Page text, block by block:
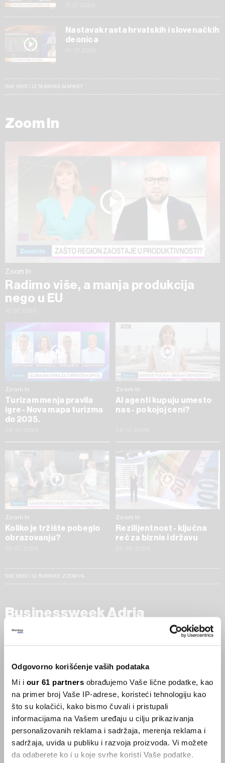
Odgovorno korišćenje vaših podataka
Mi i our 61 partners obrađujemo Vaše lične podatke, kao
na primer broj Vaše IP-adrese, koristeći tehnologiju kao
što su kolačići, kako bismo čuvali i pristupali
informacijama na Vašem uređaju u cilju prikazivanja
personalizovanih reklama i sadržaja, merenja reklama i
sadržaja, uvida u publiku i razvoja proizvoda. Vi možete
da odaberete ko i u koje svrhe koristi Vaše podatke.
Nastavak rasta hrvatskih i slovenačkih
deonica
SVE VESTI IZ RUBRIKE MARKET
Zoom In
Zoom In
Radimo više, a manja produkcija
nego u EU
Zoom In
Turizam menja pravila
igre - Nova mapa turizma
do 2035.
Zoom In
AI agenti kupuju umesto
nas - po kojoj ceni?
Zoom In
Koliko je tržište pobeglo
obrazovanju?
Zoom In
Rezilijentnost - ključna
reč za biznis i državu
SVE VESTI IZ RUBRIKE ZOOM IN
Businessweek Adria
Korisnici GLP-1 lijekova mršave,
ekonomija se deblja
Visok trošak selidbe kompanija iz Kine
Privatni letovi postaju dostupan
luksuz